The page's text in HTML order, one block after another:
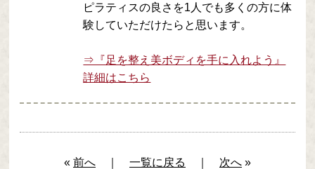
ピラティスの良さを1人でも多くの方に体
験していただけたらと思います。
⇒『足を整え美ボディを手に入れよう』
詳細はこちら
« 前へ｜ 一覧に戻る 次へ»